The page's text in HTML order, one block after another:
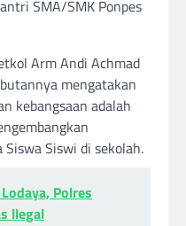
SMA/SMK Ponpes
Arm Andi Achmad
mengatakan
kebangsaan adalah
Siswi di sekolah.
Polres
llegal